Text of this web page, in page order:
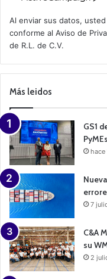
v
e
a
m
a
n
Al enviar sus datos,
conforme al Aviso de
de R.L. de C.V.
Más leidos
GS1
hace
7
C&A
su
2